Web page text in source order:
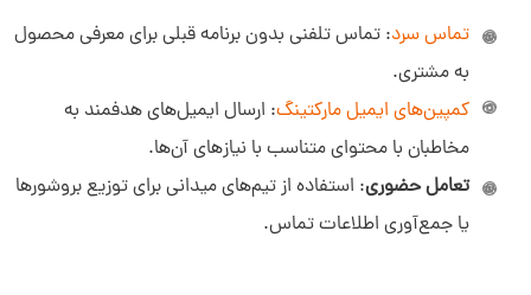
تماس سرد: تماس تلفنی بدون برنامه قبلی برای معرفی محصول
به مشتری.
کمپین‌های ایمیل مارکتینگ: ارسال ایمیل‌های هدفمند به
مخاطبان با محتوای متناسب با نیازهای آن‌ها.
تعامل حضوری: استفاده از تیم‌های میدانی برای توزیع بروشورها
یا جمع‌آوری اطلاعات تماس.